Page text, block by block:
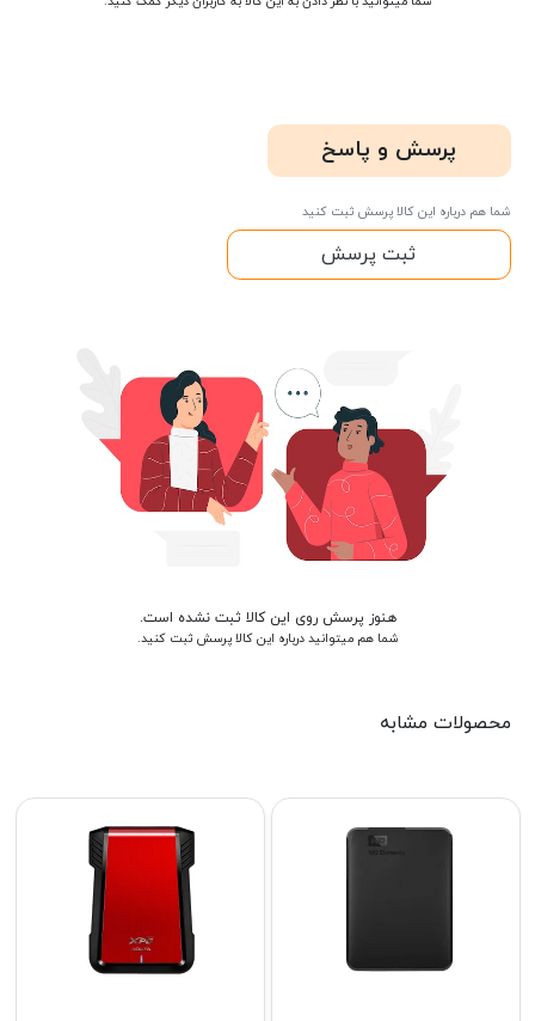
پرسش و پاسخ
شما هم درباره این کالا پرسش ثبت کنید
ثبت پرسش
هنوز پرسش روی این کالا ثبت نشده است.
شما هم میتوانید درباره این کالا پرسش ثبت کنید.
محصولات مشابه